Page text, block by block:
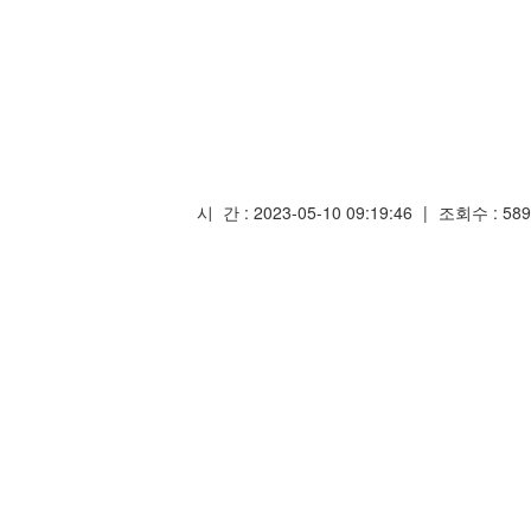
시 간 : 2023-05-10 09:19:46 | 조회수 : 589